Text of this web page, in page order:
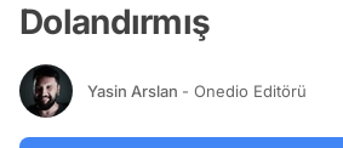
Dolandırmış
Yasin Arslan - Onedio Editörü